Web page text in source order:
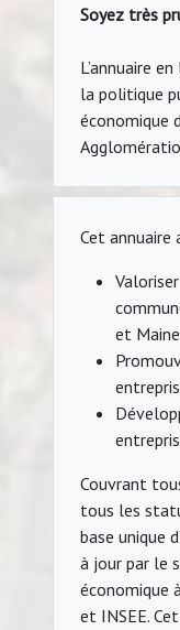
Soyez très
L’annuaire
la politique
économique
Cet annuaire
et
Couvrant
tous les
base unique
à jour par le
économique
et INSEE.